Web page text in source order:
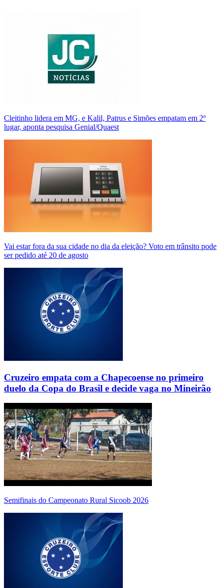
Cleitinho lidera em MG, e Kalil, Patrus e Simões empatam em 2º
lugar, aponta pesquisa Genial/Quaest
Vai estar fora da sua cidade no dia da eleição? Voto em trânsito pode
ser pedido até 20 de agosto
Cruzeiro empata com a Chapecoense no primeiro
duelo da Copa do Brasil e decide vaga no Mineirão
Semifinais do Campeonato Rural Sicoob 2026